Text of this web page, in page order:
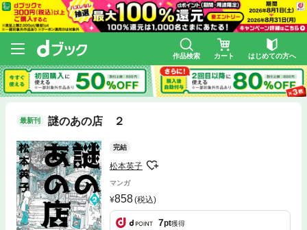
作品検索 カート はじめての方へ
最新刊 謎のあの店 ２
完結
松本英子
マンガ
858(税込)
7pt獲得